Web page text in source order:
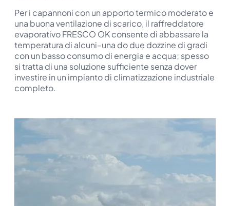
Per i capannoni con un apporto termico moderato e
una buona ventilazione di scarico, il raffreddatore
evaporativo FRESCO OK consente di abbassare la
temperatura di alcuni–una do due dozzine di gradi
con un basso consumo di energia e acqua; spesso
si tratta di una soluzione sufficiente senza dover
investire in un impianto di climatizzazione industriale
completo.